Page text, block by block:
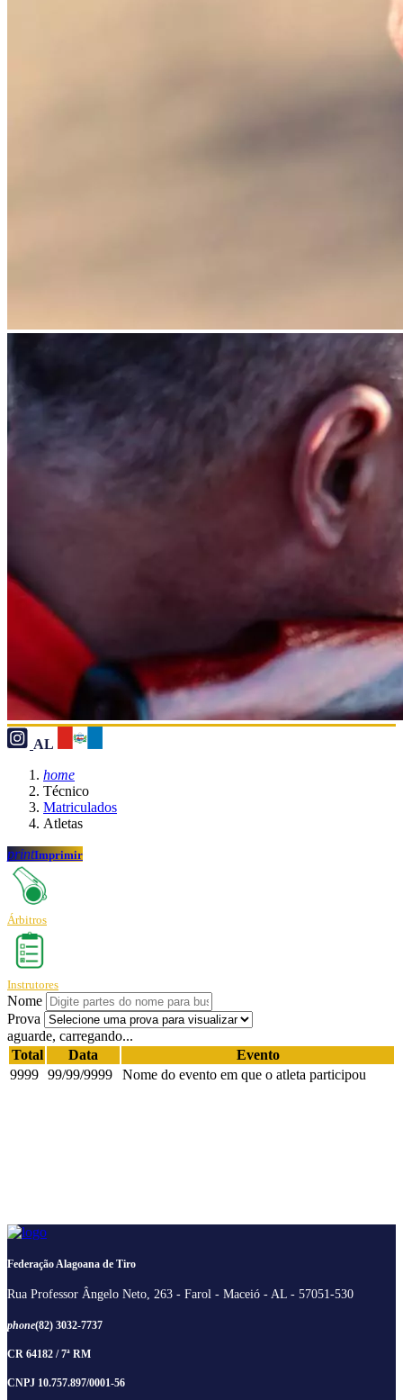
AL
home
Técnico
Matriculados
Atletas
printImprimir
Árbitros
Instrutores
Nome
Prova
aguarde, carregando...
Total
Data
Evento
9999 99/99/9999 Nome do evento em que o atleta participou
Federação Alagoana de Tiro
Rua Professor Ângelo Neto, 263 - Farol - Maceió - AL - 57051-530
phone(82) 3032-7737
CR 64182 / 7ª RM
CNPJ 10.757.897/0001-56